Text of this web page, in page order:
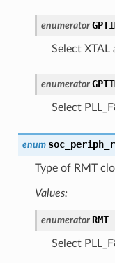
enumerator
Select XTAL
enumerator
Select
enum
Type of RMT
Values:
enumerator
Select